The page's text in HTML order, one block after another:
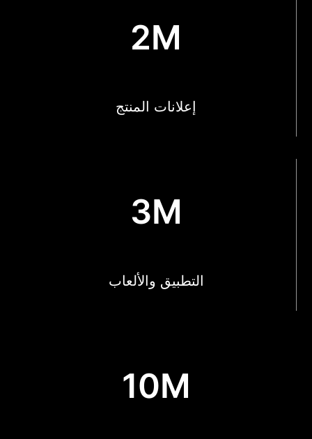
2M
إعلانات المنتج
3M
التطبيق والألعاب
10M